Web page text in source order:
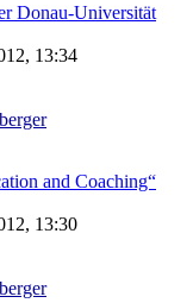
Donau-Universität
13:34
and Coaching“
13:30